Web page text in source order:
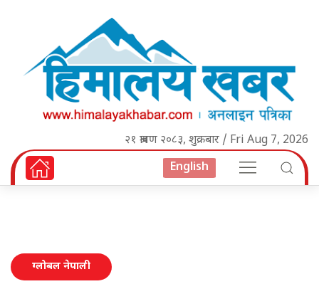
२१ श्रावण २०८३, शुक्रबार / Fri Aug 7, 2026
English
ग्लोबल नेपाली